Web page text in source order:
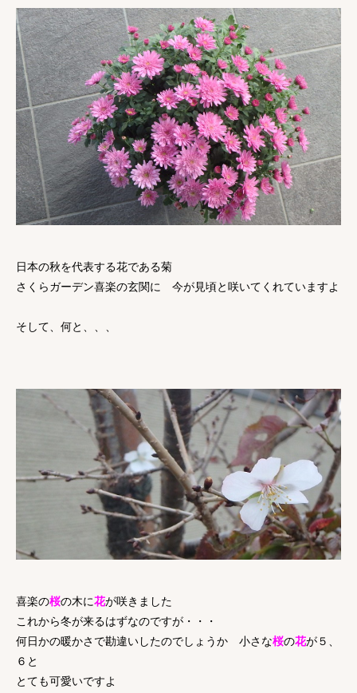
日本の秋を代表する花である菊
さくらガーデン喜楽の玄関に 今が見頃と咲いてくれていますよ
そして、何と、、、
喜楽の桜の木に花が咲きました
これから冬が来るはずなのですが・・・
何日かの暖かさで勘違いしたのでしょうか 小さな桜の花が５、
６と
とても可愛いですよ